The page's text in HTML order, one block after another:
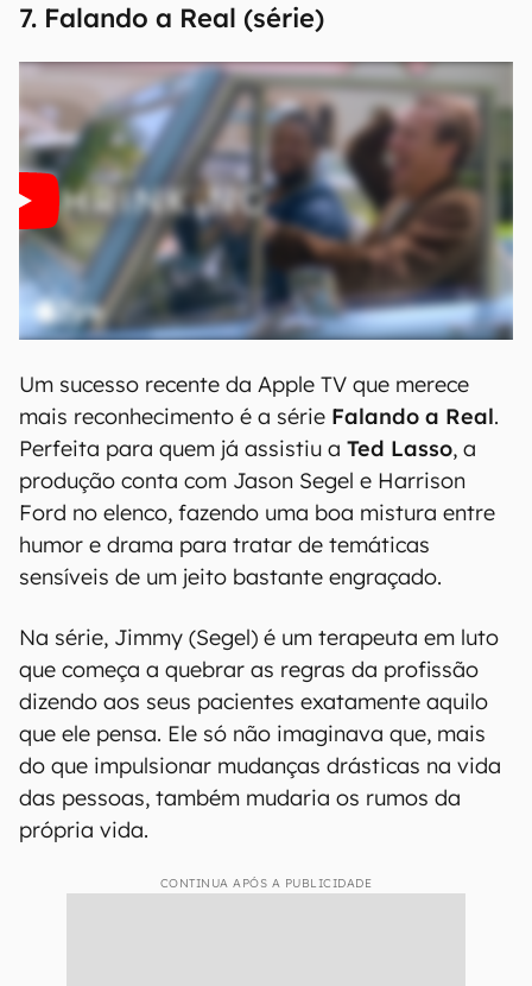
7. Falando a Real (série)
Um sucesso recente da Apple TV que merece
mais reconhecimento é a série Falando a Real.
Perfeita para quem já assistiu a Ted Lasso, a
produção conta com Jason Segel e Harrison
Ford no elenco, fazendo uma boa mistura entre
humor e drama para tratar de temáticas
sensíveis de um jeito bastante engraçado.
Na série, Jimmy (Segel) é um terapeuta em luto
que começa a quebrar as regras da profissão
dizendo aos seus pacientes exatamente aquilo
que ele pensa. Ele só não imaginava que, mais
do que impulsionar mudanças drásticas na vida
das pessoas, também mudaria os rumos da
própria vida.
CONTINUA APÓS A PUBLICIDADE